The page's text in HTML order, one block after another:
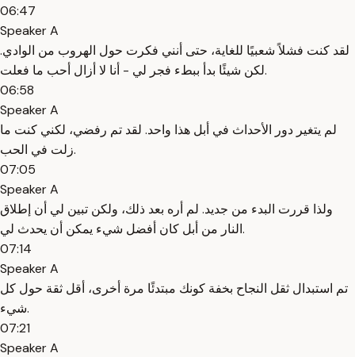
06:47
Speaker A
لقد كنت فشلاً شعبيًا للغاية، حتى أنني فكرت حول الهروب من الوادي.
لكن شيئًا بدأ ببطء فجر لي - أنا لا أزال أحب ما فعلت.
06:58
Speaker A
لم يتغير دور الأحداث في أبل هذا واحد. لقد تم رفضي، لكني كنت ما
زلت في الحب.
07:05
Speaker A
ولذا قررت البدء من جديد. لم أره بعد ذلك، ولكن تبين لي أن إطلاق
النار من أبل كان أفضل شيء يمكن أن يحدث لي.
07:14
Speaker A
تم استبدال ثقل النجاح بخفة كونك مبتدئًا مرة أخرى، أقل ثقة حول كل
شيء.
07:21
Speaker A